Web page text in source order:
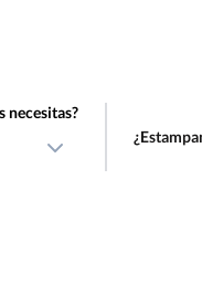
necesitas?